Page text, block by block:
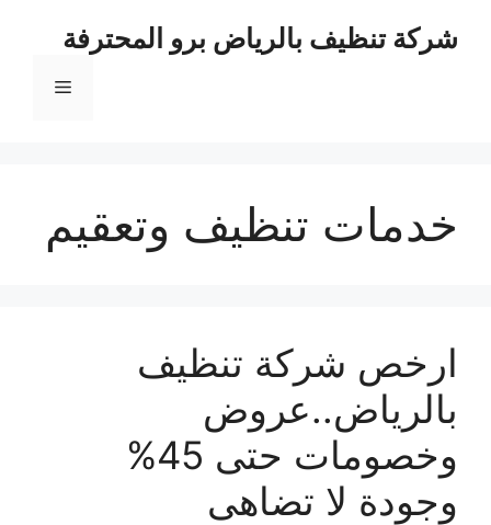
شركة تنظيف بالرياض برو المحترفة
القائمة
خدمات تنظيف وتعقيم
ارخص شركة تنظيف
بالرياض..عروض
وخصومات حتى 45%
وجودة لا تضاهى